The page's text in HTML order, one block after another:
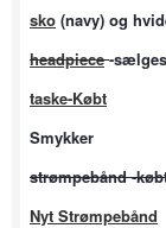
sko (navy) og
headpiece -
taske-Købt
Smykker
strømpebånd -
Nyt Strømpebånd